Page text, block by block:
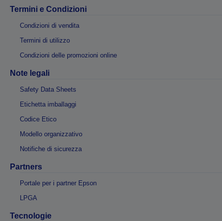
Termini e Condizioni
Condizioni di vendita
Termini di utilizzo
Condizioni delle promozioni online
Note legali
Safety Data Sheets
Etichetta imballaggi
Codice Etico
Modello organizzativo
Notifiche di sicurezza
Partners
Portale per i partner Epson
LPGA
Tecnologie